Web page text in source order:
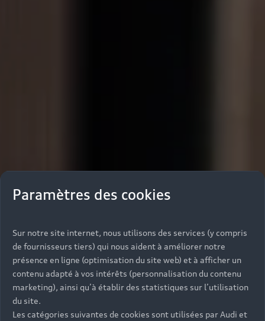
Paramètres des cookies
Sur notre site internet, nous utilisons des services (y compris
de fournisseurs tiers) qui nous aident à améliorer notre
présence en ligne (optimisation du site web) et à afficher un
contenu adapté à vos intérêts (personnalisation du contenu
marketing), ainsi qu’à établir des statistiques sur l’utilisation
du site.
Les catégories suivantes de cookies sont utilisées par Audi et